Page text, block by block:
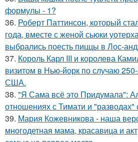
формулы - 1?
36. Роберт Паттинсон, который
года, вместе с женой сьюки
выбрались поесть пиццы в Лос-
37. Король Карл III и королева
визитом в Нью-йорк по случаю
США.
38. "Я Сама всё это Придумала":
отношениях с Тимати и
39. Мария Кожевникова - наша
многодетная мама, красавица и